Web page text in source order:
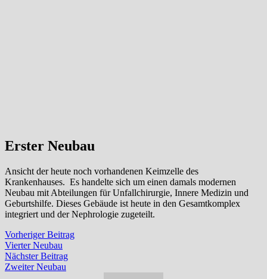
Erster Neubau
Ansicht der heute noch vorhandenen Keimzelle des
Krankenhauses. Es handelte sich um einen damals modernen
Neubau mit Abteilungen für Unfallchirurgie, Innere Medizin und
Geburtshilfe. Dieses Gebäude ist heute in den Gesamtkomplex
integriert und der Nephrologie zugeteilt.
Beitragsnavigation
Vorheriger BeitragVorheriger
Vierter Neubau
Nächster BeitragNächster
Zweiter Neubau